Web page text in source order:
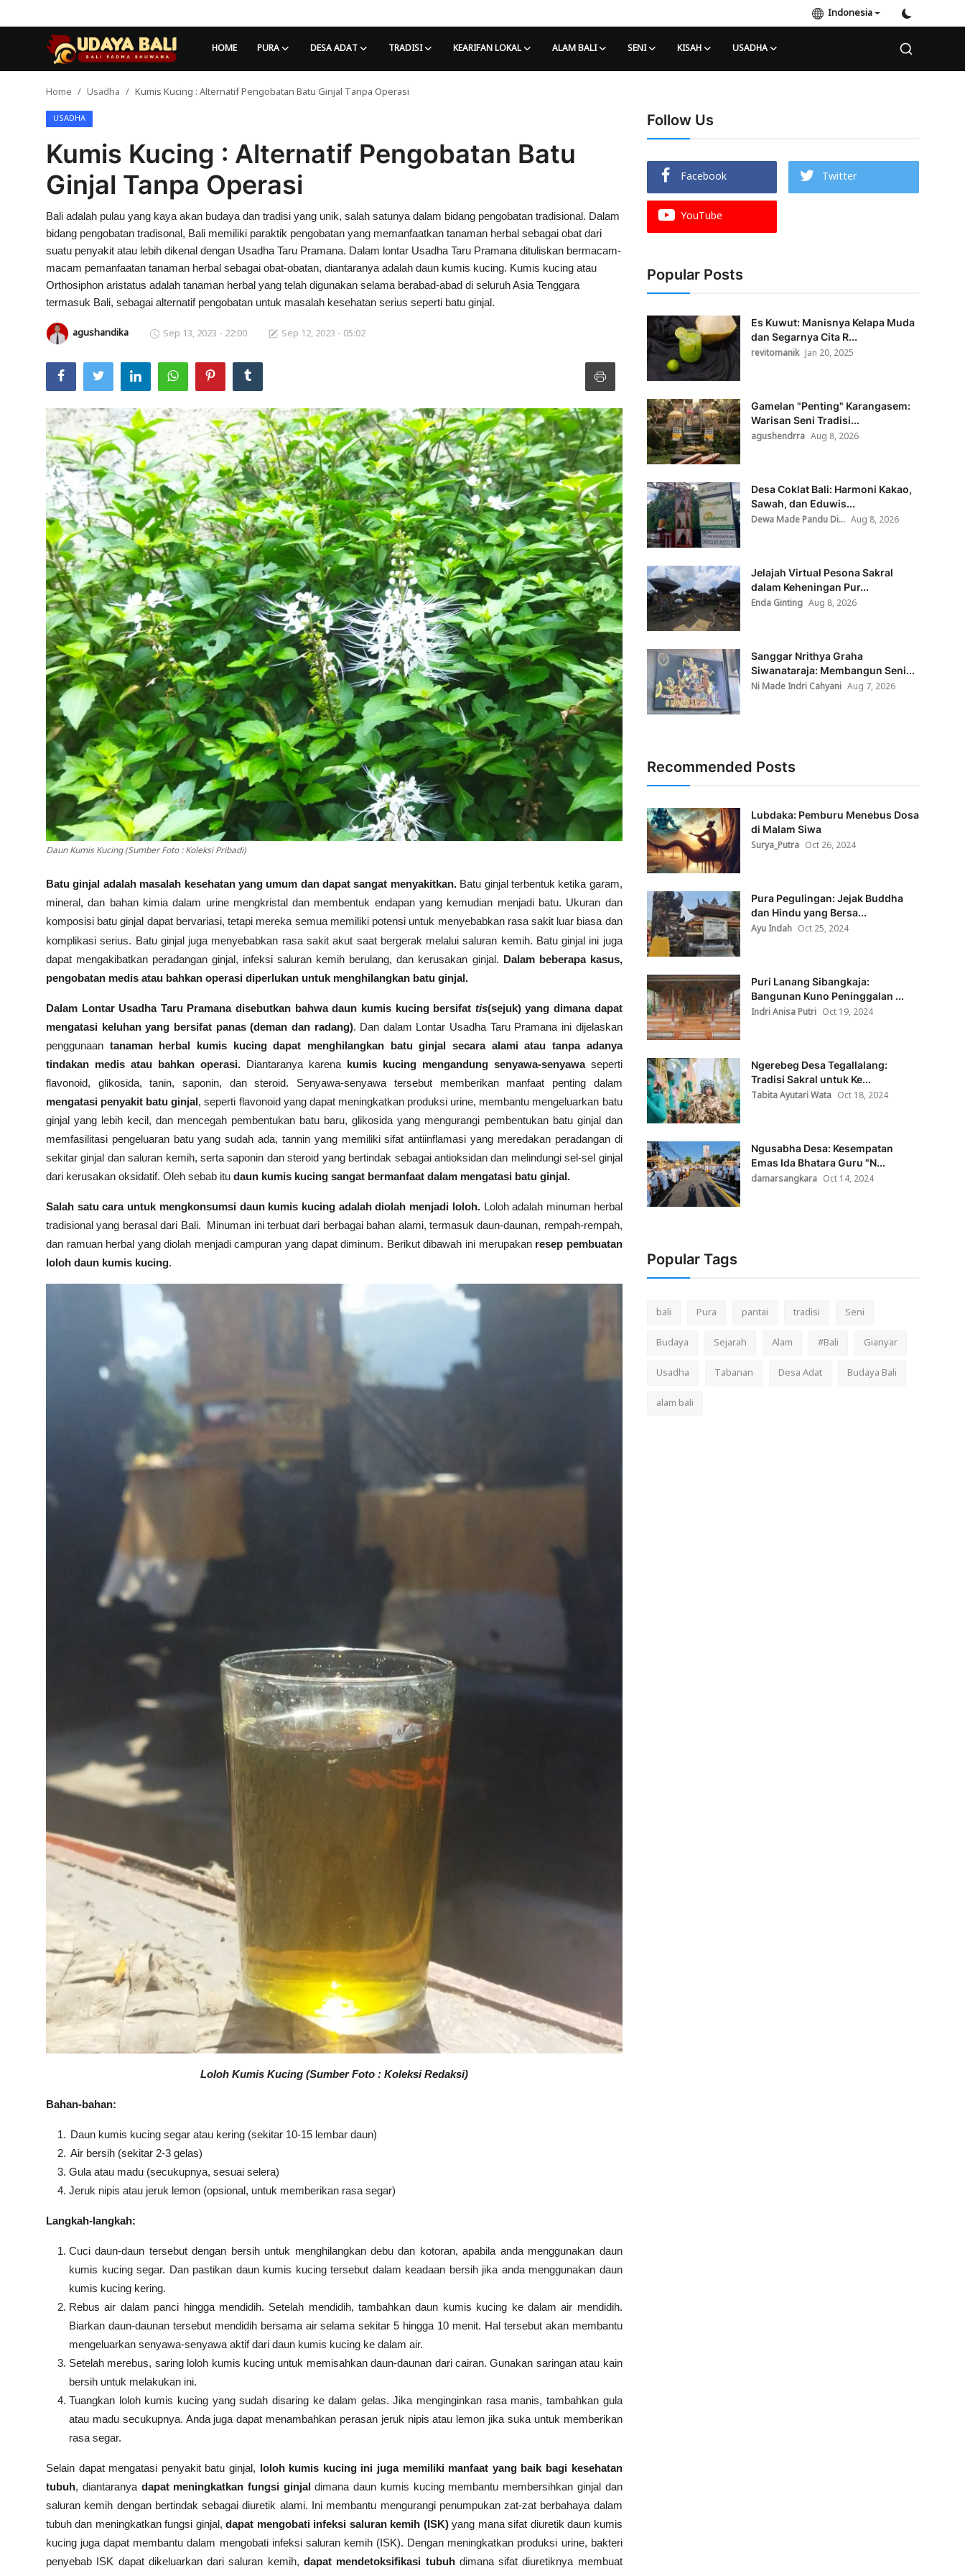
Indonesia
HOME PURA DESA ADAT TRADISI KEARIFAN LOKAL ALAM BALI SENI KISAH USADHA
Desa Adat
Kearifan lokal
Alam Bali
Usadha
Indonesia
Home Usadha Kumis Kucing : Alternatif Pengobatan Batu Ginjal Tanpa Operasi
USADHA
Kumis Kucing : Alternatif Pengobatan Batu
Ginjal Tanpa Operasi
Bali adalah pulau yang kaya akan budaya dan tradisi yang unik, salah satunya dalam bidang pengobatan tradisional. Dalam
bidang pengobatan tradisonal, Bali memiliki paraktik pengobatan yang memanfaatkan tanaman herbal sebagai obat dari
suatu penyakit atau lebih dikenal dengan Usadha Taru Pramana. Dalam lontar Usadha Taru Pramana dituliskan bermacam-
macam pemanfaatan tanaman herbal sebagai obat-obatan, diantaranya adalah daun kumis kucing. Kumis kucing atau
Orthosiphon aristatus adalah tanaman herbal yang telah digunakan selama berabad-abad di seluruh Asia Tenggara
termasuk Bali, sebagai alternatif pengobatan untuk masalah kesehatan serius seperti batu ginjal.
agushandika Sep 13, 2023 - 22:00 Sep 12, 2023 - 05:02
Daun Kumis Kucing (Sumber Foto : Koleksi Pribadi)
Batu ginjal adalah masalah kesehatan yang umum dan dapat sangat menyakitkan.Batu ginjal terbentuk ketika garam,
mineral, dan bahan kimia dalam urine mengkristal dan membentuk endapan yang kemudian menjadi batu. Ukuran dan
komposisi batu ginjal dapat bervariasi, tetapi mereka semua memiliki potensi untuk menyebabkan rasa sakit luar biasa dan
komplikasi serius. Batu ginjal juga menyebabkan rasa sakit akut saat bergerak melalui saluran kemih. Batu ginjal ini juga
dapat mengakibatkan peradangan ginjal, infeksi saluran kemih berulang, dan kerusakan ginjal. Dalam beberapa kasus,
pengobatan medis atau bahkan operasi diperlukan untuk menghilangkan batu ginjal.
Dalam Lontar Usadha Taru Pramana disebutkan bahwa daun kumis kucing bersifat tis(sejuk) yang dimana dapat
mengatasi keluhan yang bersifat panas (deman dan radang). Dan dalam Lontar Usadha Taru Pramana ini dijelaskan
penggunaan tanaman herbal kumis kucing dapat menghilangkan batu ginjal secara alami atau tanpa adanya
tindakan medis atau bahkan operasi. Diantaranya karena kumis kucing mengandung senyawa-senyawaseperti
flavonoid, glikosida, tanin, saponin, dan steroid. Senyawa-senyawa tersebut memberikan manfaat penting dalam
mengatasi penyakit batu ginjal , seperti flavonoid yang dapat meningkatkan produksi urine, membantu mengeluarkan batu
ginjal yang lebih kecil, dan mencegah pembentukan batu baru, glikosida yang mengurangi pembentukan batu ginjal dan
memfasilitasi pengeluaran batu yang sudah ada, tannin yang memiliki sifat antiinflamasi yang meredakan peradangan di
sekitar ginjal dan saluran kemih, serta saponin dan steroid yang bertindak sebagai antioksidan dan melindungi sel-sel ginjal
dari kerusakan oksidatif. Oleh sebab itu daun kumis kucing sangat bermanfaat dalam mengatasi batu ginjal.
Salah satu cara untuk mengkonsumsi daun kumis kucing adalah diolah menjadi loloh. Loloh adalah minuman herbal
tradisional yang berasal dari Bali.
Minuman ini terbuat dari berbagai bahan alami, termasuk daun-daunan, rempah-rempah,
dan ramuan herbal yang diolah menjadi campuran yang dapat diminum. Berikut dibawah ini merupakan resep pembuatan
loloh daun kumis kucing.
Loloh Kumis Kucing (Sumber Foto : Koleksi Redaksi)
Bahan-bahan:
Daun kumis kucing segar atau kering (sekitar 10-15 lembar daun)
Air bersih (sekitar 2-3 gelas)
Gula atau madu (secukupnya, sesuai selera)
Jeruk nipis atau jeruk lemon (opsional, untuk memberikan rasa segar)
Langkah-langkah:
Cuci daun-daun tersebut dengan bersih untuk menghilangkan debu dan kotoran, apabila anda menggunakan daun
kumis kucing segar. Dan pastikan daun kumis kucing tersebut dalam keadaan bersih jika anda menggunakan daun
kumis kucing kering.
Rebus air dalam panci hingga mendidih. Setelah mendidih, tambahkan daun kumis kucing ke dalam air mendidih.
Biarkan daun-daunan tersebut mendidih bersama air selama sekitar 5 hingga 10 menit. Hal tersebut akan membantu
mengeluarkan senyawa-senyawa aktif dari daun kumis kucing ke dalam air.
Setelah merebus, saring loloh kumis kucing untuk memisahkan daun-daunan dari cairan. Gunakan saringan atau kain
bersih untuk melakukan ini.
Tuangkan loloh kumis kucing yang sudah disaring ke dalam gelas. Jika menginginkan rasa manis, tambahkan gula
atau madu secukupnya. Anda juga dapat menambahkan perasan jeruk nipis atau lemon jika suka untuk memberikan
rasa segar.
Selain dapat mengatasi penyakit batu ginjal, loloh kumis kucing ini juga memiliki manfaat yang baik bagi kesehatan
tubuh, diantaranya dapat meningkatkan fungsi ginjaldimana daun kumis kucing membantu membersihkan ginjal dan
saluran kemih dengan bertindak sebagai diuretik alami. Ini membantu mengurangi penumpukan zat-zat berbahaya dalam
tubuh dan meningkatkan fungsi ginjal,dapat mengobati infeksi saluran kemih (ISK)yang mana sifat diuretik daun kumis
kucing juga dapat membantu dalam mengobati infeksi saluran kemih (ISK). Dengan meningkatkan produksi urine, bakteri
penyebab ISK dapat dikeluarkan dari saluran kemih, dapat mendetoksifikasi tubuh dimana sifat diuretiknya membuat
Follow Us
Facebook
Twitter
YouTube
Popular Posts
Es Kuwut: Manisnya Kelapa Muda
dan Segarnya Cita R...
revitomanik Jan 20, 2025
Gamelan "Penting" Karangasem:
Warisan Seni Tradisi...
agushendrra Aug 8, 2026
Desa Coklat Bali: Harmoni Kakao,
Sawah, dan Eduwis...
Dewa Made Pandu Di... Aug 8, 2026
Jelajah Virtual Pesona Sakral
dalam Keheningan Pur...
Enda Ginting Aug 8, 2026
Sanggar Nrithya Graha
Siwanataraja: Membangun Seni...
Ni Made Indri Cahyani Aug 7, 2026
Recommended Posts
Lubdaka: Pemburu Menebus Dosa
di Malam Siwa
Surya_Putra Oct 26, 2024
Pura Pegulingan: Jejak Buddha
dan Hindu yang Bersa...
Ayu Indah Oct 25, 2024
Puri Lanang Sibangkaja:
Bangunan Kuno Peninggalan ...
Indri Anisa Putri Oct 19, 2024
Ngerebeg Desa Tegallalang:
Tradisi Sakral untuk Ke...
Tabita Ayutari Wata Oct 18, 2024
Ngusabha Desa: Kesempatan
Emas Ida Bhatara Guru "N...
damarsangkara Oct 14, 2024
Popular Tags
bali Pura pantai tradisi
Seni
Budaya
Sejarah Alam #Bali
Gianyar
Usadha
Tabanan Desa Adat
Budaya Bali
alam bali